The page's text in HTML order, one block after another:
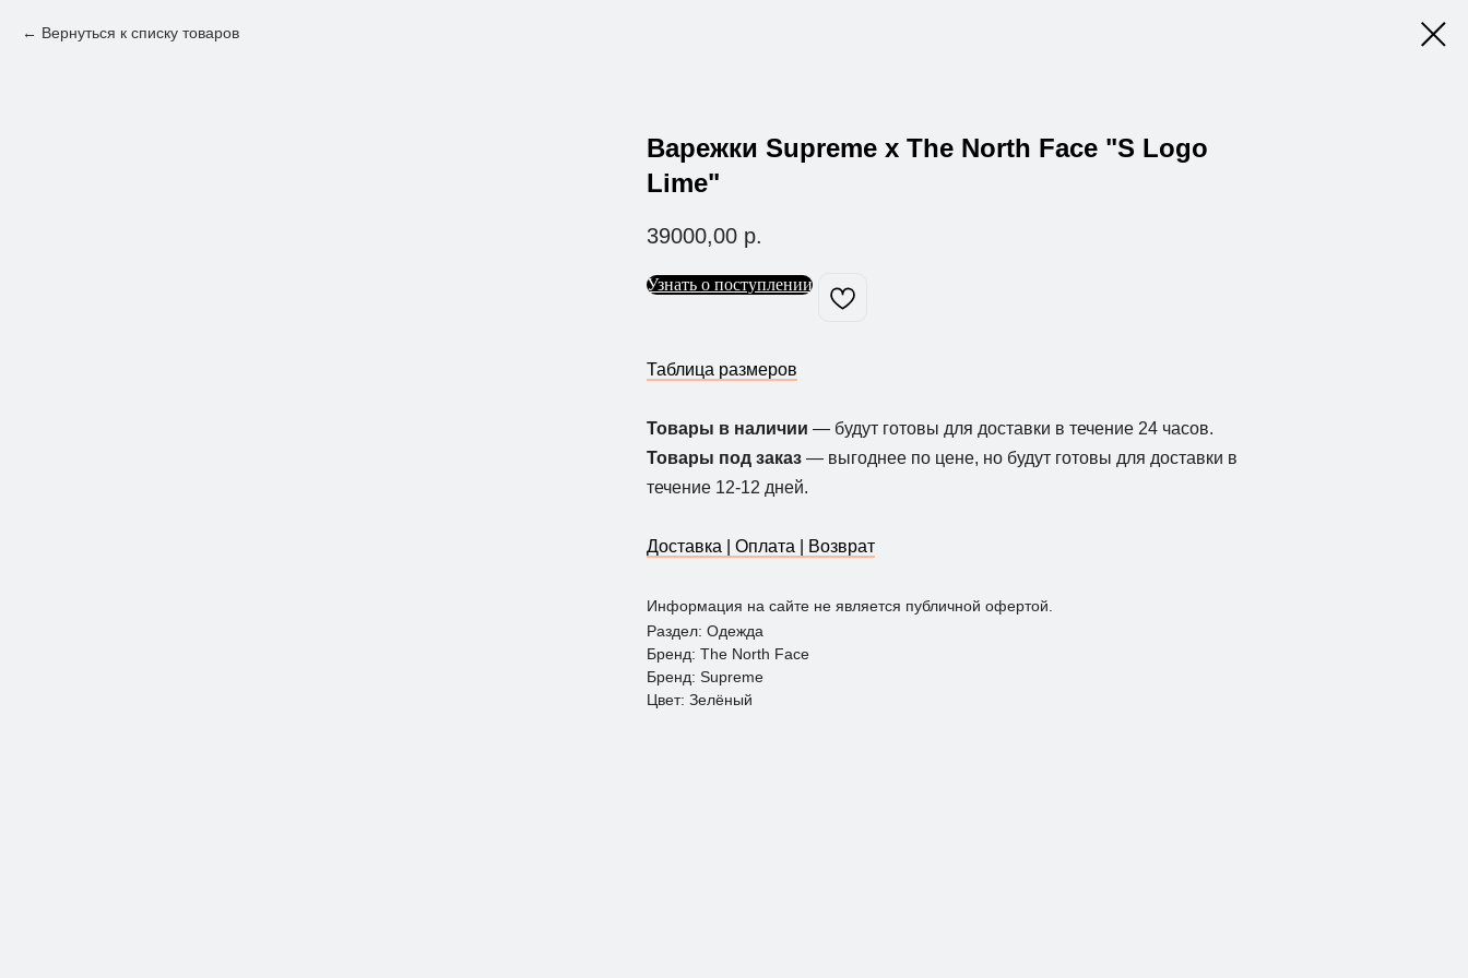
Вернуться к списку товаров
Варежки Supreme x The North Face "S Logo
Lime"
39000,00 р.
Узнать о поступлении
Таблица размеров
Товары в наличии — будут готовы для доставки в течение 24 часов.
Товары под заказ — выгоднее по цене, но будут готовы для доставки в
течение 12-12 дней.
Доставка | Оплата | Возврат
Информация на сайте не является публичной офертой.
Раздел: Одежда
Бренд: The North Face
Бренд: Supreme
Цвет: Зелёный